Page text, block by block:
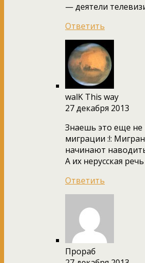
— деятели
Ответить
walK This way
27 декабря 2013
Знаешь это еще не
миграции :!:
начинают
А их нерусская
Ответить
Прораб